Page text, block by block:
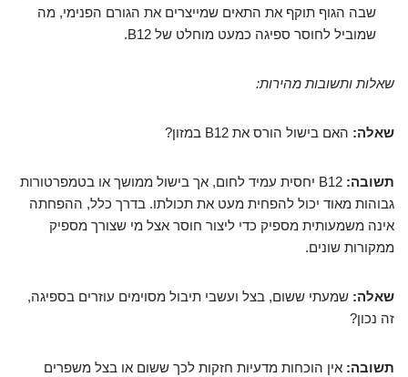
שבה הגוף תוקף את התאים שמייצרים את הגורם הפנימי, מה
שמוביל לחוסר ספיגה כמעט מוחלט של B12.
שאלות ותשובות מהירות:
שאלה: האם בישול הורס את B12 במזון?
תשובה:
B12 יחסית עמיד לחום, אך בישול ממושך או בטמפרטורות
גבוהות מאוד יכול להפחית מעט את תכולתו. בדרך כלל, ההפחתה
אינה משמעותית מספיק כדי ליצור חוסר אצל מי שצורך מספיק
ממקורות שונים.
שאלה: שמעתי ששום, בצל ועשבי תיבול מסוימים עוזרים בספיגה,
זה נכון?
תשובה: אין הוכחות מדעיות חזקות לכך ששום או בצל משפרים